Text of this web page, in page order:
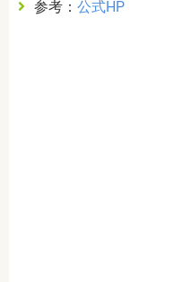
参考： 公式HP